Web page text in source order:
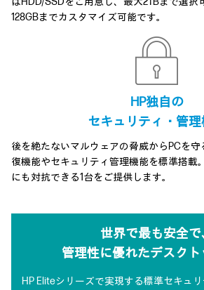
128GBまでカスタマイズ可能です。
HP独自の
セキュリティ・管
後を絶たないマルウェアの脅威からPCを
復機能やセキュリティ管理機能を標準搭載
にも対抗できる1台をご提供します。
世界で最も安全で
管理性に優れたデスクト
HP Eliteシリーズで実現する標準セキュリ